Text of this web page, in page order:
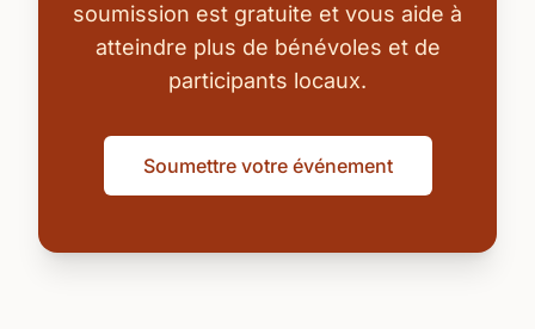
soumission est gratuite et vous aide à
atteindre plus de bénévoles et de
participants locaux.
Soumettre votre événement